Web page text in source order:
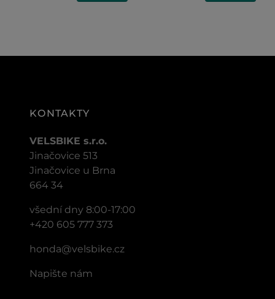
KONTAKTY
VELSBIKE s.r.o.
Jinačovice 513
Jinačovice u Brna
664 34
všední dny 8:00-17:00
+420 605 777 373
honda@velsbike.cz
Napište nám